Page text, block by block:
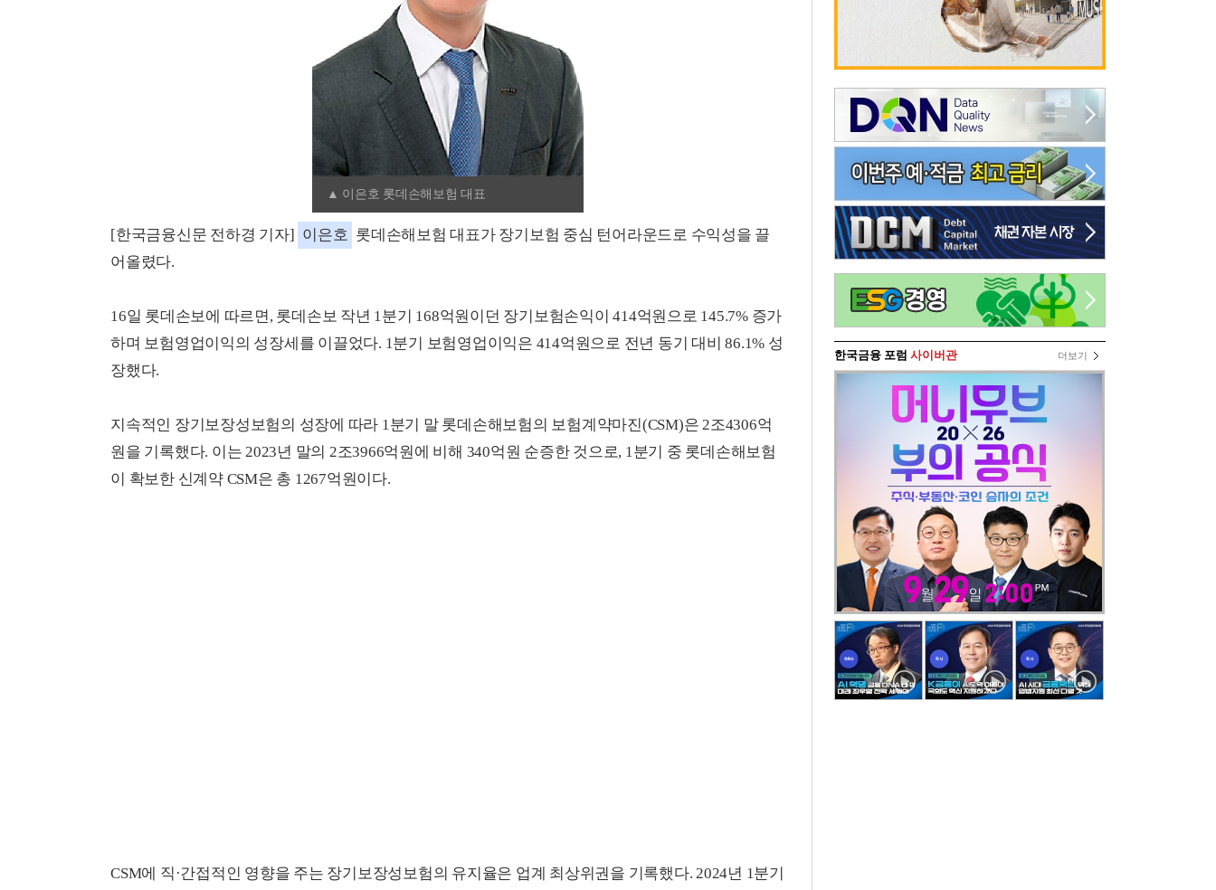
▲ 이은호 롯데손해보험 대표
[한국금융신문 전하경 기자] 이은호 롯데손해보험 대표가 장기보험 중심 턴어라운드로 수익성을 끌
어올렸다.
16일 롯데손보에 따르면, 롯데손보 작년 1분기 168억원이던 장기보험손익이 414억원으로 145.7% 증가
하며 보험영업이익의 성장세를 이끌었다. 1분기 보험영업이익은 414억원으로 전년 동기 대비 86.1% 성
장했다.
지속적인 장기보장성보험의 성장에 따라 1분기 말 롯데손해보험의 보험계약마진(CSM)은 2조4306억
원을 기록했다. 이는 2023년 말의 2조3966억원에 비해 340억원 순증한 것으로, 1분기 중 롯데손해보험
이 확보한 신계약 CSM은 총 1267억원이다.
CSM에 직·간접적인 영향을 주는 장기보장성보험의 유지율은 업계 최상위권을 기록했다. 2024년 1분기
한국금융 포럼 사이버관 더보기